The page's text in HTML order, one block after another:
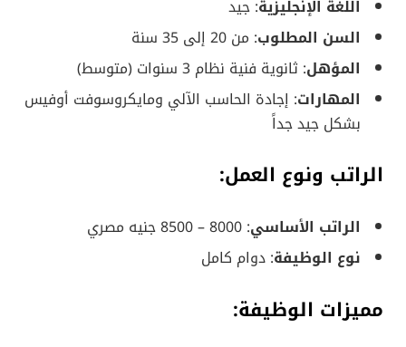
اللغة الإنجليزية: جيد
السن المطلوب: من 20 إلى 35 سنة
المؤهل: ثانوية فنية نظام 3 سنوات (متوسط)
المهارات: إجادة الحاسب الآلي ومايكروسوفت أوفيس
بشكل جيد جداً
الراتب ونوع العمل:
الراتب الأساسي: 8000 – 8500 جنيه مصري
نوع الوظيفة: دوام كامل
مميزات الوظيفة: